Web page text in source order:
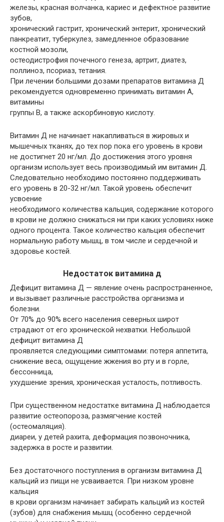
железы, красная волчанка, кариес и дефектное развитие
зубов,
хронический гастрит, хронический энтерит, хронический
панкреатит, туберкулез, замедленное образование
костной мозоли,
остеодистрофия почечного генеза, артрит, диатез,
поллиноз, псориаз, тетания.
При лечении большими дозами препаратов витамина Д
рекомендуется одновременно принимать витамин А,
витамины
группы В, а также аскорбиновую кислоту.
Витамин Д не начинает накапливаться в жировых и
мышечных тканях, до тех пор пока его уровень в крови
не достигнет 20 нг/мл. До достижения этого уровня
организм использует весь производимый им витамин Д.
Следовательно необходимо постоянно поддерживать
его уровень в 20-32 нг/мл. Такой уровень обеспечит
усвоение
необходимого количества кальция, содержание которого
в крови не должно снижаться ни при каких условиях ниже
одного процента. Такое количество кальция обеспечит
нормальную работу мышц, в том числе и сердечной и
здоровье костей.
Недостаток витамина д
Дефицит витамина Д — явление очень распространенное,
и вызывает различные расстройства организма и
болезни.
От 70% до 90% всего населения северных широт
страдают от его хронической нехватки. Небольшой
дефицит витамина Д
проявляется следующими симптомами: потеря аппетита,
снижение веса, ощущение жжения во рту и в горле,
бессонница,
ухудшение зрения, хроническая усталость, потливость.
При существенном недостатке витамина Д наблюдается
развитие остеопороза, размягчение костей
(остеомаляция).
диареи, у детей рахита, деформация позвоночника,
задержка в росте и развитии.
Без достаточного поступления в организм витамина Д
кальций из пищи не усваивается. При низком уровне
кальция
в крови организм начинает забирать кальций из костей
(зубов) для снабжения мышц (особенно сердечной